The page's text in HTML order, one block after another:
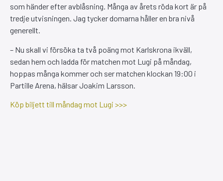
som händer efter avblåsning. Många av årets röda kort är på
tredje utvisningen. Jag tycker domarna håller en bra nivå
generellt.
– Nu skall vi försöka ta två poäng mot Karlskrona ikväll,
sedan hem och ladda för matchen mot Lugi på måndag,
hoppas många kommer och ser matchen klockan 19:00 i
Partille Arena, hälsar Joakim Larsson.
Köp biljett till måndag mot Lugi >>>